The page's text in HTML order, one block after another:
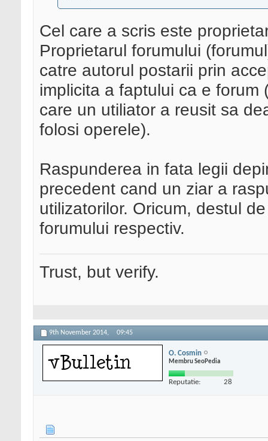
Cel care a scris este
Proprietarul forumului
catre autorul postarii prin
implicita a faptului ca e
care un utiliator a reusit sa
folosi operele).
Raspunderea in fata legii
precedent cand un ziar a
utilizatorilor. Oricum, destul
forumului respectiv.
Trust, but verify.
9th November 2014, 09:45
O. Cosmin
Membru SeoPedia
Reputatie: 28